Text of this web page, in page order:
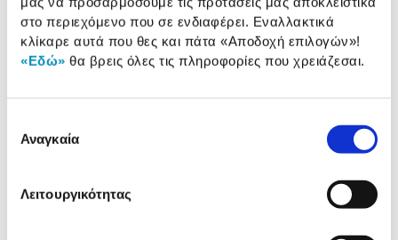
στο περιεχόμενο που σε ενδιαφέρει. Εναλλακτικά
κλίκαρε αυτά που θες και πάτα «Αποδοχή επιλογών»!
«Εδώ» θα βρεις όλες τις πληροφορίες που χρειάζεσαι.
συγκατάθεσης
Αναγκαία
Λειτουργικότητας
προϊόντος
Χαρακτηριστικά
Αξιολογήσεις
Δες τι κλίκαραν όσοι είδαν το ίδιο